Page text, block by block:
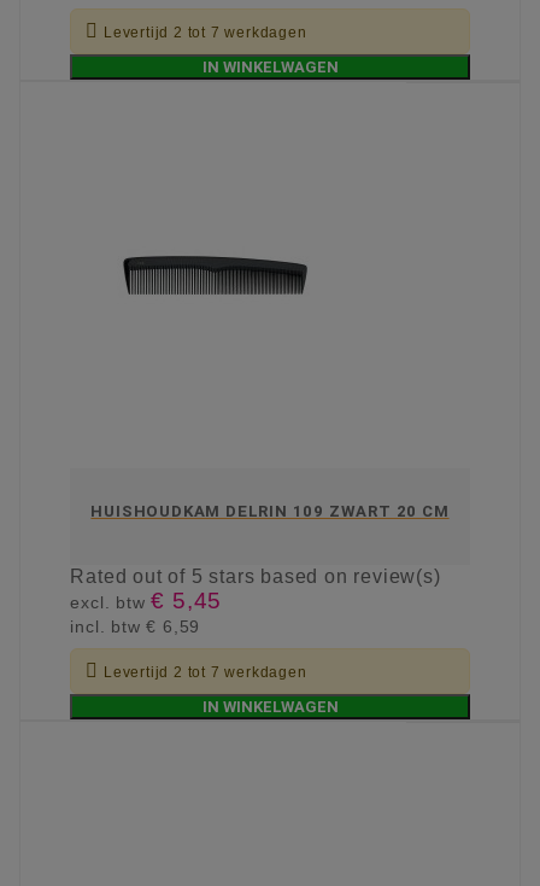
 Levertijd 2 tot 7 werkdagen
IN WINKELWAGEN
HUISHOUDKAM DELRIN 109 ZWART 20 CM
Ratedout of 5 stars based on review(s)
excl. btw€ 5,45
incl. btw€ 6,59
 Levertijd 2 tot 7 werkdagen
IN WINKELWAGEN